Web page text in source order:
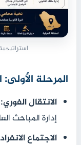
المرحلة
الانتقال الفوري:
إدارة المباحث
الاجتماع